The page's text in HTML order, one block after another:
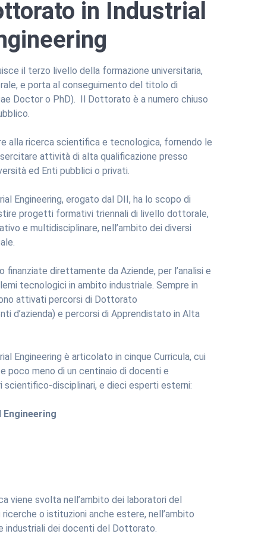
in Industrial
il terzo livello della formazione universitaria,
e porta al conseguimento del titolo di
Doctor o PhD). Il Dottorato è a numero chiuso
alla ricerca scientifica e tecnologica, fornendo le
attività di alta qualificazione presso
ed Enti pubblici o privati.
Engineering, erogato dal DII, ha lo scopo di
progetti formativi triennali di livello dottorale,
e multidisciplinare, nell’ambito dei diversi
finanziate direttamente da Aziende, per l’analisi e
tecnologici in ambito industriale. Sempre in
attivati percorsi di Dottorato
d’azienda) e percorsi di Apprendistato in Alta
Engineering è articolato in cinque Curricula, cui
poco meno di un centinaio di docenti e
disciplinari, e dieci esperti esterni:
Engineering
viene svolta nell’ambito dei laboratori del
o istituzioni anche estere, nell’ambito
industriali dei docenti del Dottorato.